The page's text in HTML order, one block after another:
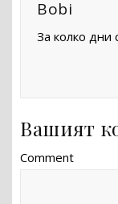
Bobi
За колко дни
Вашият
Comment